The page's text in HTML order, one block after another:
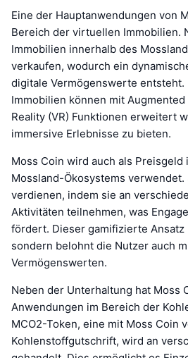
Eine der Hauptanwendungen von
Bereich der virtuellen Immobilien.
Immobilien innerhalb des
verkaufen, wodurch ein
digitale Vermögenswerte
Immobilien können mit
Reality (VR) Funktionen erweitert
immersive Erlebnisse zu bieten.
Moss Coin wird auch als Preisgeld
Mossland-Ökosystems verwendet.
verdienen, indem sie an
Aktivitäten teilnehmen, was
fördert. Dieser gamifizierte Ansatz
sondern belohnt die Nutzer auch
Vermögenswerten.
Neben der Unterhaltung hat Moss
Anwendungen im Bereich der
MCO2-Token, eine mit Moss Coin
Kohlenstoffgutschrift, wird an